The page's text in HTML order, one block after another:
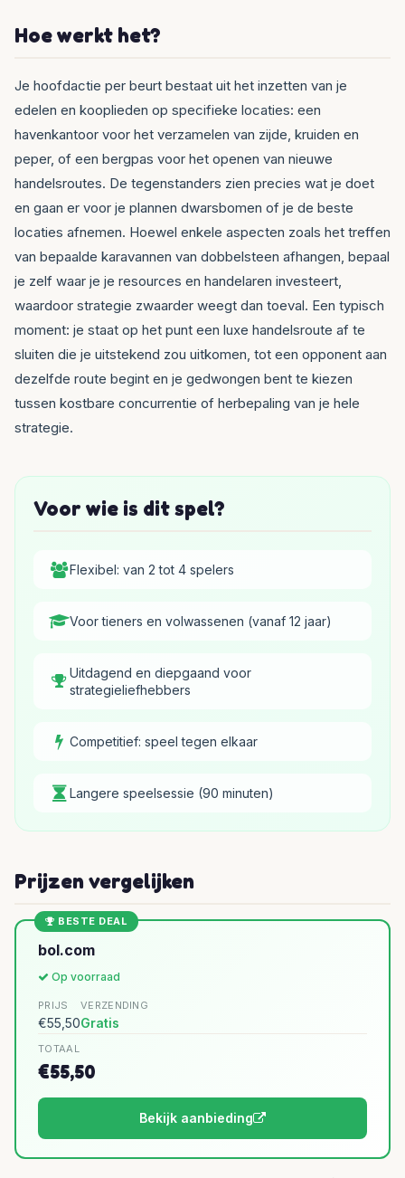
Hoe werkt het?
Je hoofdactie per beurt bestaat uit het inzetten van je
edelen en kooplieden op specifieke locaties: een
havenkantoor voor het verzamelen van zijde, kruiden en
peper, of een bergpas voor het openen van nieuwe
handelsroutes. De tegenstanders zien precies wat je doet
en gaan er voor je plannen dwarsbomen of je de beste
locaties afnemen. Hoewel enkele aspecten zoals het treffen
van bepaalde karavannen van dobbelsteen afhangen, bepaal
je zelf waar je je resources en handelaren investeert,
waardoor strategie zwaarder weegt dan toeval. Een typisch
moment: je staat op het punt een luxe handelsroute af te
sluiten die je uitstekend zou uitkomen, tot een opponent aan
dezelfde route begint en je gedwongen bent te kiezen
tussen kostbare concurrentie of herbepaling van je hele
strategie.
Voor wie is dit spel?
Flexibel: van 2 tot 4 spelers
Voor tieners en volwassenen (vanaf 12 jaar)
Uitdagend en diepgaand voor
strategieliefhebbers
Competitief: speel tegen elkaar
Langere speelsessie (90 minuten)
Prijzen vergelijken
BESTE DEAL
bol.com
Op voorraad
PRIJS
€55,50
VERZENDING
Gratis
TOTAAL
€55,50
Bekijk aanbieding